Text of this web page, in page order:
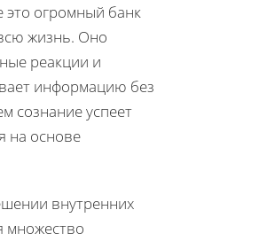
это огромный банк
жизнь. Оно
реакции и
информацию без
сознание успеет
на основе
внутренних
множество